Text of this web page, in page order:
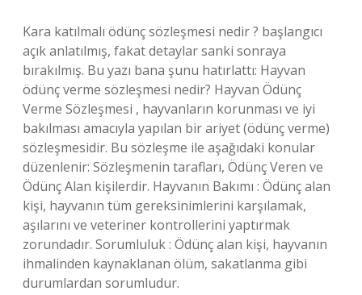
Kara katılmalı ödünç sözleşmesi nedir ? başlangıcı
açık anlatılmış, fakat detaylar sanki sonraya
bırakılmış. Bu yazı bana şunu hatırlattı: Hayvan
ödünç verme sözleşmesi nedir? Hayvan Ödünç
Verme Sözleşmesi , hayvanların korunması ve iyi
bakılması amacıyla yapılan bir ariyet (ödünç verme)
sözleşmesidir. Bu sözleşme ile aşağıdaki konular
düzenlenir: Sözleşmenin tarafları, Ödünç Veren ve
Ödünç Alan kişilerdir. Hayvanın Bakımı : Ödünç alan
kişi, hayvanın tüm gereksinimlerini karşılamak,
aşılarını ve veteriner kontrollerini yaptırmak
zorundadır. Sorumluluk : Ödünç alan kişi, hayvanın
ihmalinden kaynaklanan ölüm, sakatlanma gibi
durumlardan sorumludur.